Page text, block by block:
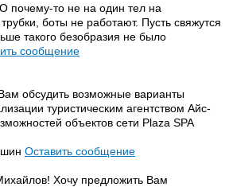
почему-то не на один тел на
боты не работают. Пусть свяжутся
такого безобразия не было
сообщение
обсудить возможные варианты
туристическим агентством Айс-
объектов сети Plaza SPA
Оставить сообщение
Хочу предложить Вам